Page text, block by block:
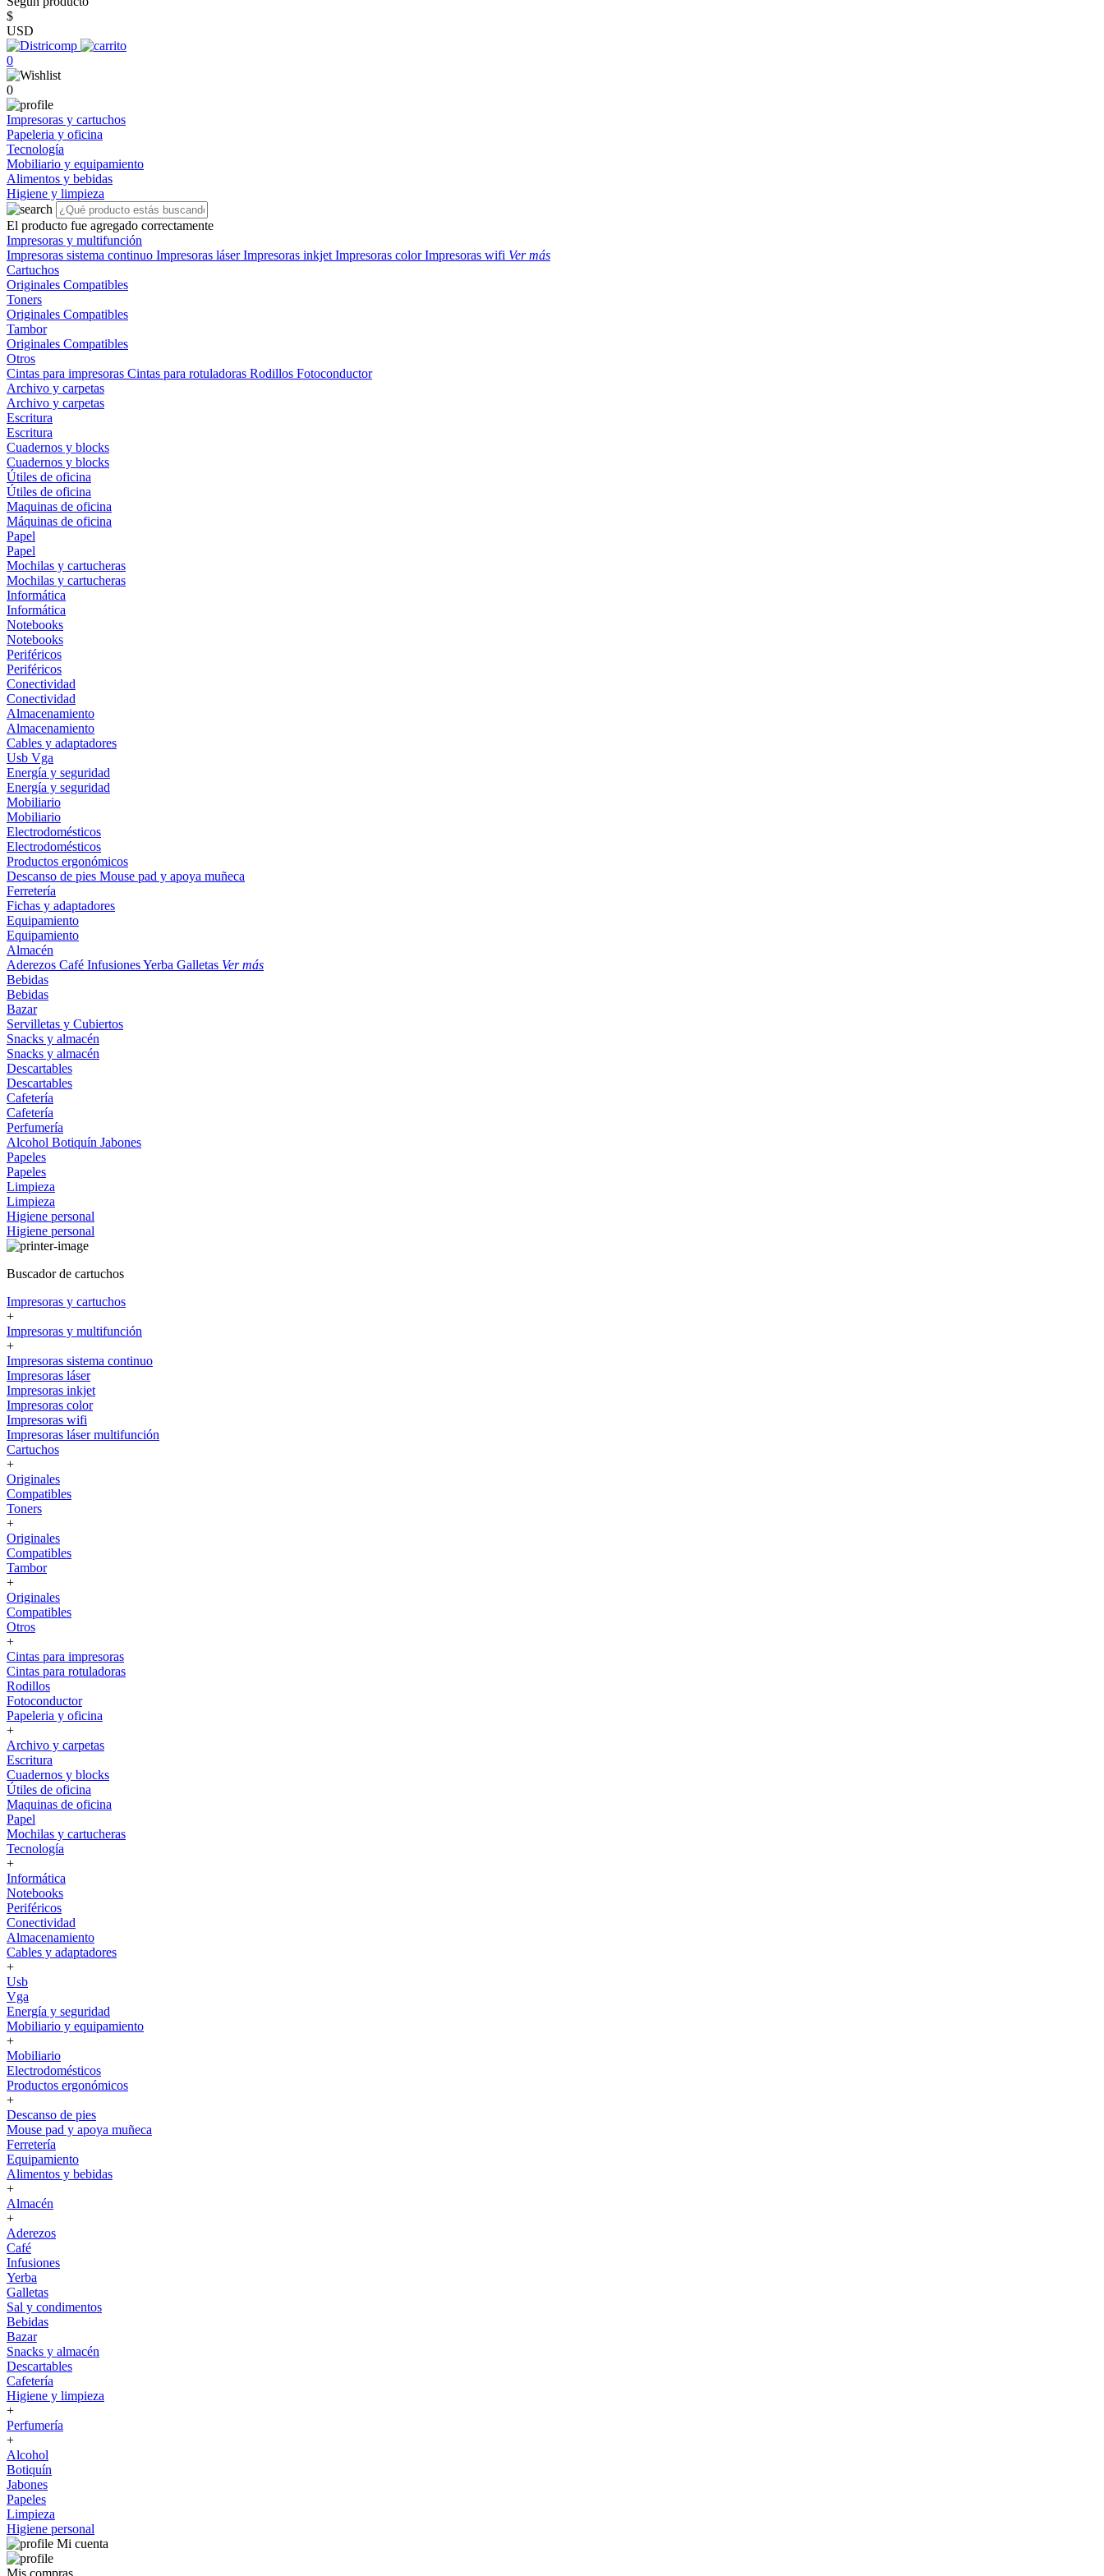
$
USD
0
0
Impresoras y cartuchos
Papeleria y oficina
Tecnología
Mobiliario y equipamiento
Alimentos y bebidas
Higiene y limpieza
El producto fue agregado correctamente
Impresoras y multifunción
Impresoras sistema continuo Impresoras láserImpresoras inkjet Impresoras colorImpresoras wifi Ver más
Cartuchos
Originales Compatibles
Toners
Originales Compatibles
Tambor
Originales Compatibles
Otros
Cintas para impresoras Cintas para rotuladoras Rodillos Fotoconductor
Archivo y carpetas
Archivo y carpetas
Escritura
Escritura
Cuadernos y blocks
Cuadernos y blocks
Útiles de oficina
Útiles de oficina
Maquinas de oficina
Máquinas de oficina
Papel
Papel
Mochilas y cartucheras
Mochilas y cartucheras
Informática
Informática
Notebooks
Notebooks
Periféricos
Periféricos
Conectividad
Conectividad
Almacenamiento
Almacenamiento
Cables y adaptadores
Usb Vga
Energía y seguridad
Energía y seguridad
Mobiliario
Mobiliario
Electrodomésticos
Electrodomésticos
Productos ergonómicos
Descanso de pies Mouse pad y apoya muñeca
Ferretería
Fichas y adaptadores
Equipamiento
Equipamiento
Almacén
Aderezos Café InfusionesYerba Galletas Ver más
Bebidas
Bebidas
Bazar
Servilletas y Cubiertos
Snacks y almacén
Snacks y almacén
Descartables
Descartables
Cafetería
Cafetería
Perfumería
Alcohol Botiquín Jabones
Papeles
Papeles
Limpieza
Limpieza
Higiene personal
Higiene personal
Buscador de cartuchos
Impresoras y cartuchos
+
Impresoras y multifunción
+
Impresoras sistema continuo
Impresoras láser
Impresoras inkjet
Impresoras color
Impresoras wifi
Impresoras láser multifunción
Cartuchos
+
Originales
Compatibles
Toners
+
Originales
Compatibles
Tambor
+
Originales
Compatibles
Otros
+
Cintas para impresoras
Cintas para rotuladoras
Rodillos
Fotoconductor
Papeleria y oficina
+
Archivo y carpetas
Escritura
Cuadernos y blocks
Útiles de oficina
Maquinas de oficina
Papel
Mochilas y cartucheras
Tecnología
+
Informática
Notebooks
Periféricos
Conectividad
Almacenamiento
Cables y adaptadores
+
Usb
Vga
Energía y seguridad
Mobiliario y equipamiento
+
Mobiliario
Electrodomésticos
Productos ergonómicos
+
Descanso de pies
Mouse pad y apoya muñeca
Ferretería
Equipamiento
Alimentos y bebidas
+
Almacén
+
Aderezos
Café
Infusiones
Yerba
Galletas
Sal y condimentos
Bebidas
Bazar
Snacks y almacén
Descartables
Cafetería
Higiene y limpieza
+
Perfumería
+
Alcohol
Botiquín
Jabones
Papeles
Limpieza
Higiene personal
Mi cuenta
Mis compras